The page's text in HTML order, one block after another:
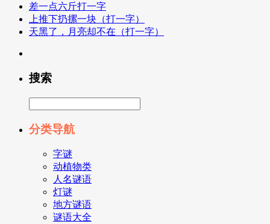
差一点六斤打一字
上推下扔摞一块（打一字）
天黑了，月亮却不在（打一字）
搜索
分类导航
字谜
动植物类
人名谜语
灯谜
地方谜语
谜语大全